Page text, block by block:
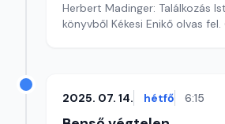
Herbert Madinger: Találkozás
könyvből Kékesi Enikő olvas
2025. 07. 14. hétfő 6:15